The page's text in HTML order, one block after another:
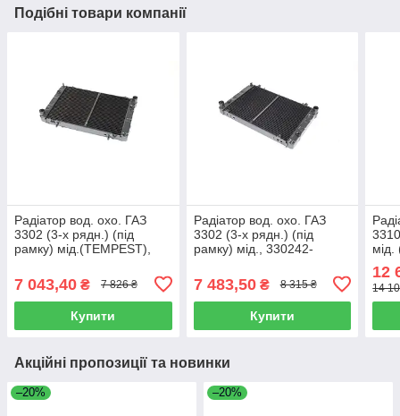
Подібні товари компанії
Радіатор вод. охо. ГАЗ
3302 (3-х рядн.) (під
рамку) мід.(TEMPEST),
7 043,40 ₴ 7 826 ₴
Купити
Радіатор вод. охо. ГАЗ
3302 (3-х рядн.) (під
рамку) мід., 330242-
7 483,50₴ 8 315 ₴
Купити
12
14
Акційні пропозиції та новинки
–20% –20%